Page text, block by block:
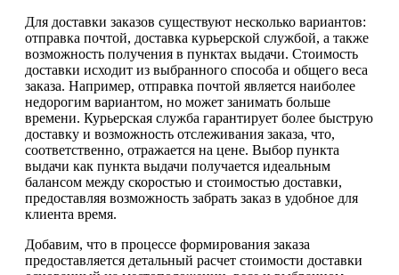
Для доставки заказов существуют несколько вариантов:
отправка почтой, доставка курьерской службой, а также
возможность получения в пунктах выдачи. Стоимость
доставки исходит из выбранного способа и общего веса
заказа. Например, отправка почтой является наиболее
недорогим вариантом, но может занимать больше
времени. Курьерская служба гарантирует более быструю
доставку и возможность отслеживания заказа, что,
соответственно, отражается на цене. Выбор пункта
выдачи как пункта выдачи получается идеальным
балансом между скоростью и стоимостью доставки,
предоставляя возможность забрать заказ в удобное для
клиента время.
Добавим, что в процессе формирования заказа
предоставляется детальный расчет стоимости доставки